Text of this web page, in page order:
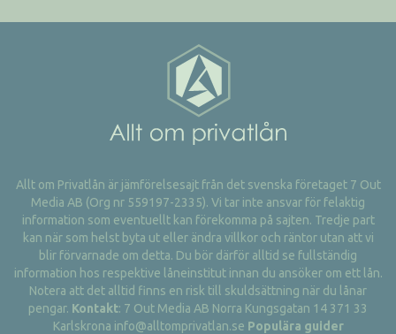
Allt om Privatlån är jämförelsesajt från det svenska företaget 7 Out
Media AB (Org nr 559197-2335). Vi tar inte ansvar för felaktig
information som eventuellt kan förekomma på sajten. Tredje part
kan när som helst byta ut eller ändra villkor och räntor utan att vi
blir förvarnade om detta. Du bör därför alltid se fullständig
information hos respektive låneinstitut innan du ansöker om ett lån.
Notera att det alltid finns en risk till skuldsättning när du lånar
pengar. Kontakt: 7 Out Media AB Norra Kungsgatan 14 371 33
Karlskrona info@alltomprivatlan.se Populära guider